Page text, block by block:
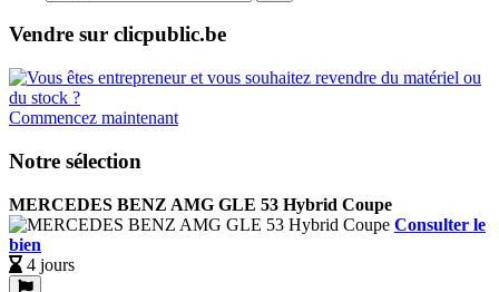
Vendre sur clicpublic.be
Commencez maintenant
Notre sélection
MERCEDES BENZ AMG GLE 53 Hybrid Coupe
Consulter le
bien
4 jours